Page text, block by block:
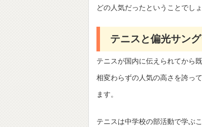
どの人気だったということでしょ
テニスと偏光サン
テニスが国内に伝えられてから
相変わらずの人気の高さを誇っ
ます。
テニスは中学校の部活動で学ぶ